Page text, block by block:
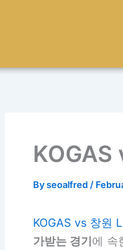
KOGAS
Byseoalfred /
KOGAS vs 창원
가받는 경기에 속